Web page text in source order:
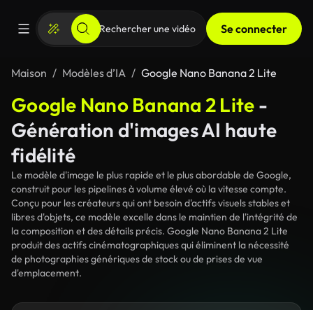
Se connecter
Maison Modèles d’IA Google Nano Banana 2 Lite
Google Nano Banana 2 Lite -
Génération d'images AI haute
fidélité
Le modèle d'image le plus rapide et le plus abordable de Google,
construit pour les pipelines à volume élevé où la vitesse compte.
Conçu pour les créateurs qui ont besoin d'actifs visuels stables et
libres d'objets, ce modèle excelle dans le maintien de l'intégrité de
la composition et des détails précis. Google Nano Banana 2 Lite
produit des actifs cinématographiques qui éliminent la nécessité
de photographies génériques de stock ou de prises de vue
d'emplacement.